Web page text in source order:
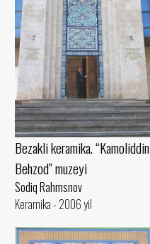
Bezakli keramika. “Kamoliddin
Behzod” muzeyi
Sodiq Rahmsnov
Keramika - 2006 yil